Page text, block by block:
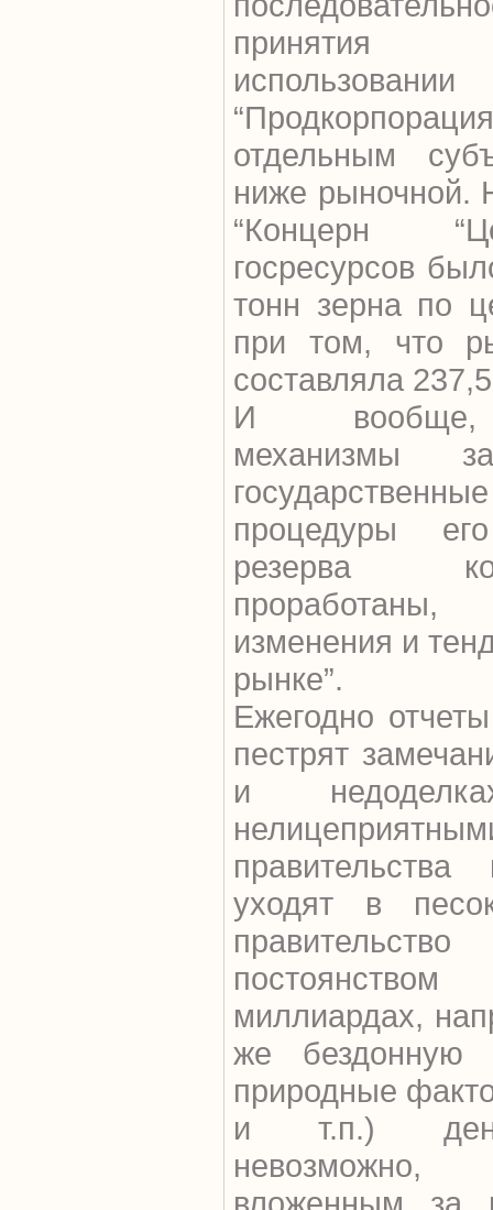
принятия
отдельным
ниже
“Концерн
госресурсов
тонн зерна по
при том, что
составляла
И вообще,
механизмы
процедуры
резерва
изменения и
рынке”.
Ежегодно
пестрят
и
уходят в
миллиардах,
же бездонную
природные
и т.п.)